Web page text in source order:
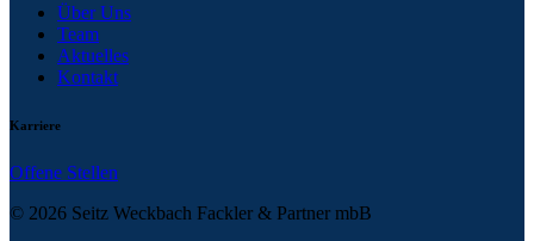
Über Uns
Team
Aktuelles
Kontakt
Karriere
Offene Stellen
© 2026 Seitz Weckbach Fackler & Partner mbB